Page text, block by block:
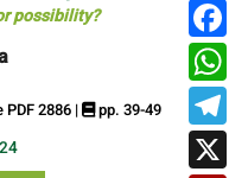
possibility?
2886 | pp. 39-49